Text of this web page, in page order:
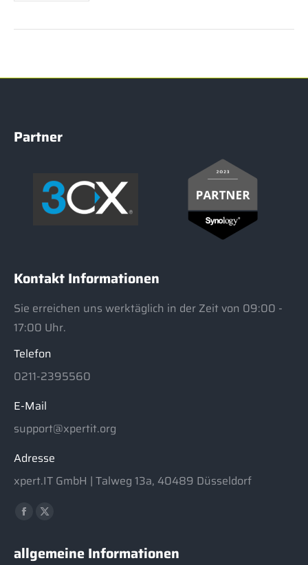
Partner
Kontakt Informationen
Sie erreichen uns werktäglich in der Zeit von 09:00 -
17:00 Uhr.
Telefon
0211-2395560
E-Mail
support@xpertit.org
Adresse
xpert.IT GmbH | Talweg 13a, 40489 Düsseldorf
Finden Sie uns auf:
Facebook
opens
X
opens
allgemeine Informationen